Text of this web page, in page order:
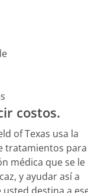
costos.
of Texas usa la
tratamientos para
médica que se le
y ayudar así a